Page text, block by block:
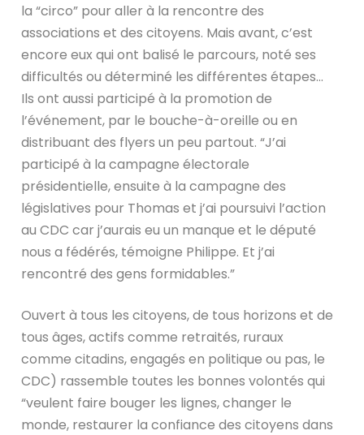
la “circo” pour aller à la rencontre des
associations et des citoyens. Mais avant, c’est
encore eux qui ont balisé le parcours, noté ses
difficultés ou déterminé les différentes étapes…
Ils ont aussi participé à la promotion de
l’événement, par le bouche-à-oreille ou en
distribuant des flyers un peu partout. “J’ai
participé à la campagne électorale
présidentielle, ensuite à la campagne des
législatives pour Thomas et j’ai poursuivi l’action
au CDC car j’aurais eu un manque et le député
nous a fédérés, témoigne Philippe. Et j’ai
rencontré des gens formidables.”
Ouvert à tous les citoyens, de tous horizons et de
tous âges, actifs comme retraités, ruraux
comme citadins, engagés en politique ou pas, le
CDC) rassemble toutes les bonnes volontés qui
“veulent faire bouger les lignes, changer le
monde, restaurer la confiance des citoyens dans